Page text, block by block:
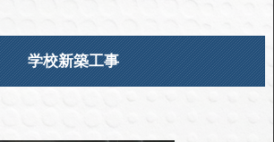
学校新築工事